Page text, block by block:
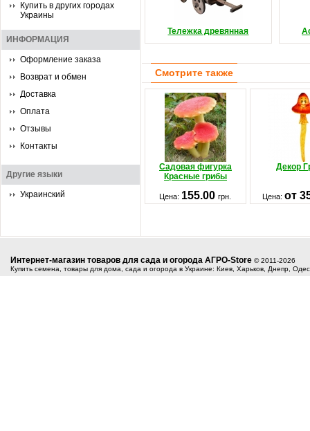
Купить в других городах
Украины
ИНФОРМАЦИЯ
Оформление заказа
Возврат и обмен
Доставка
Оплата
Отзывы
Контакты
Другие языки
Украинский
Тележка древянная
Смотрите также
Садовая фигурка
Красные грибы
Декор
Цена: 155.00грн. Цена: от
Интернет-магазин товаров для сада и огорода АГРО-Store © 2011-2026
Купить семена, товары для дома, сада и огорода в Украине: Киев, Харьков, Днепр,